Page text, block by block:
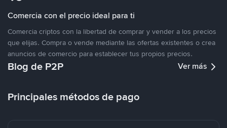
Comercia con el precio ideal para ti
Comercia criptos con la libertad de comprar y vender a los precios
que elijas. Compra o vende mediante las ofertas existentes o crea
anuncios de comercio para establecer tus propios precios.
Blog de P2P Ver más
Principales métodos de pago